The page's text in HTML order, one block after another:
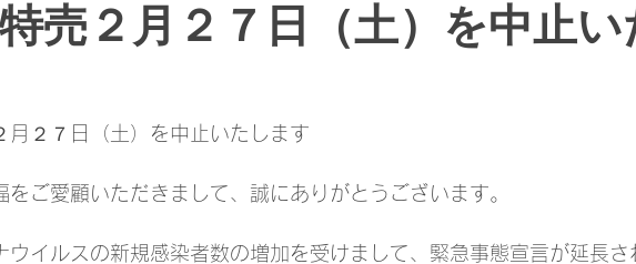
売２月２７日（土）を中止い
月２７日（土）を中止いたします
をご愛顧いただきまして、誠にありがとうございます。
ウイルスの新規感染者数の増加を受けまして、緊急事態宣言が延長さ